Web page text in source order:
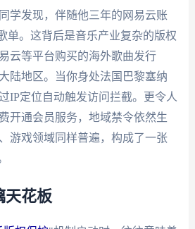
学发现，伴随他三年的网易云账
单。这背后是音乐产业复杂的版权
云等平台购买的海外歌曲发行
陆地区。当你身处法国巴黎塞纳
IP定位自动触发访问拦截。更令人
开通会员服务，地域禁令依然生
游戏领域同样普遍，构成了一张
天花板